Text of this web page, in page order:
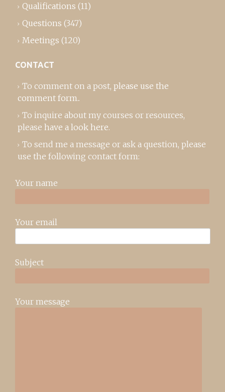
Qualifications (11)
Questions (347)
Meetings (120)
CONTACT
To comment on a post, please use the
comment form..
To inquire about my courses or resources,
please have a look here.
To send me a message or ask a question, please
use the following contact form:
Your name
Your email
Subject
Your message